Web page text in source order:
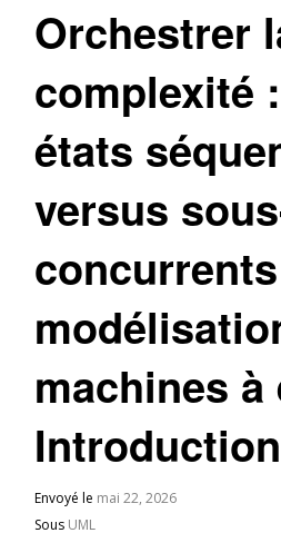
Orchestrer
complexité
états
versus
machines à
Introduction
Envoyé le mai 22, 2026
Sous UML